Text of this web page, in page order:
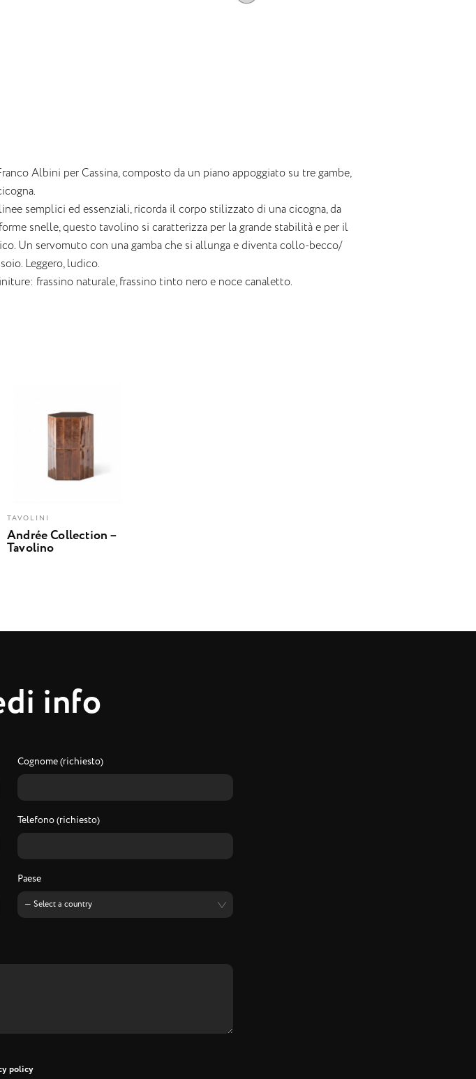
Albini per Cassina, composto da un piano appoggiato su tre gambe,
semplici ed essenziali, ricorda il corpo stilizzato di una cicogna, da
snelle, questo tavolino si caratterizza per la grande stabilità e per il
Un servomuto con una gamba che si allunga e diventa collo-becco/
Leggero, ludico.
frassino naturale, frassino tinto nero e noce canaletto.
TAVOLINI
Andrée Collection –
Tavolino
di info
Cognome (richiesto)
Telefono (richiesto)
Paese
policy